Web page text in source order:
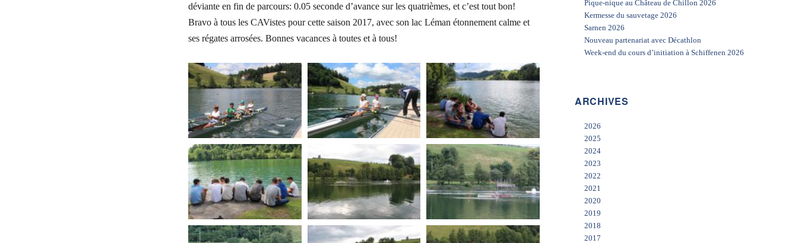
déviante en fin de parcours: 0.05 seconde d’avance sur les quatrièmes, et c’est tout bon!
Bravo à tous les CAVistes pour cette saison 2017, avec son lac Léman étonnement calme et
ses régates arrosées. Bonnes vacances à toutes et à tous!
Pique-nique au Château de Chillon 2026
Kermesse du sauvetage 2026
Sarnen 2026
Nouveau partenariat avec Décathlon
Week-end du cours d’initiation à Schiffenen 2026
ARCHIVES
2026
2025
2024
2023
2022
2021
2020
2019
2018
2017